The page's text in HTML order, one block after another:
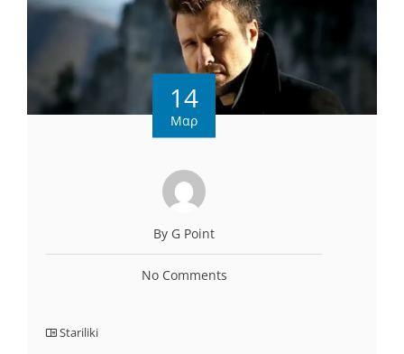
14
Μαρ
By G Point
No Comments
Stariliki